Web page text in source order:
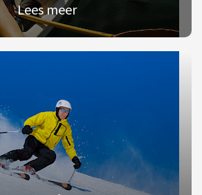
Lees meer